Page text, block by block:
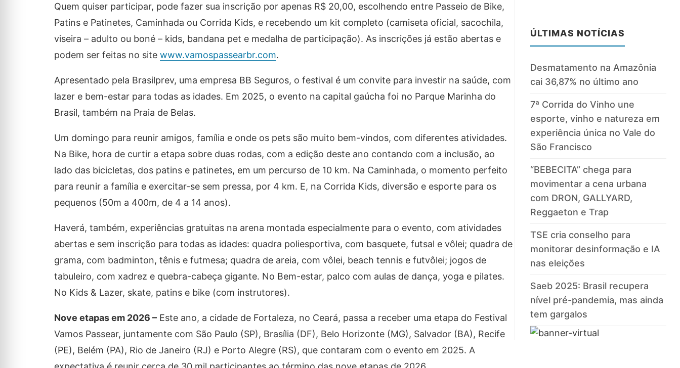
Quem quiser participar, pode fazer sua inscrição por apenas R$ 20,00, escolhendo entre Passeio de Bike,
Patins e Patinetes, Caminhada ou Corrida Kids, e recebendo um kit completo (camiseta oficial, sacochila,
viseira – adulto ou boné – kids, bandana pet e medalha de participação). As inscrições já estão abertas e
podem ser feitas no site www.vamospassearbr.com.
Apresentado pela Brasilprev, uma empresa BB Seguros, o festival é um convite para investir na saúde, com
lazer e bem-estar para todas as idades. Em 2025, o evento na capital gaúcha foi no Parque Marinha do
Brasil, também na Praia de Belas.
Um domingo para reunir amigos, família e onde os pets são muito bem-vindos, com diferentes atividades.
Na Bike, hora de curtir a etapa sobre duas rodas, com a edição deste ano contando com a inclusão, ao
lado das bicicletas, dos patins e patinetes, em um percurso de 10 km. Na Caminhada, o momento perfeito
para reunir a família e exercitar-se sem pressa, por 4 km. E, na Corrida Kids, diversão e esporte para os
pequenos (50m a 400m, de 4 a 14 anos).
Haverá, também, experiências gratuitas na arena montada especialmente para o evento, com atividades
abertas e sem inscrição para todas as idades: quadra poliesportiva, com basquete, futsal e vôlei; quadra de
grama, com badminton, tênis e futmesa; quadra de areia, com vôlei, beach tennis e futvôlei; jogos de
tabuleiro, com xadrez e quebra-cabeça gigante. No Bem-estar, palco com aulas de dança, yoga e pilates.
No Kids & Lazer, skate, patins e bike (com instrutores).
Nove etapas em 2026 –Este ano, a cidade de Fortaleza, no Ceará, passa a receber uma etapa do Festival
Vamos Passear, juntamente com São Paulo (SP), Brasília (DF), Belo Horizonte (MG), Salvador (BA), Recife
(PE), Belém (PA), Rio de Janeiro (RJ) e Porto Alegre (RS), que contaram com o evento em 2025. A
ÚLTIMAS NOTÍCIAS
Desmatamento na Amazônia
cai 36,87% no último ano
7ª Corrida do Vinho une
esporte, vinho e natureza em
experiência única no Vale do
São Francisco
“BEBECITA” chega para
movimentar a cena urbana
com DRON, GALLYARD,
Reggaeton e Trap
TSE cria conselho para
monitorar desinformação e IA
nas eleições
Saeb 2025: Brasil recupera
nível pré-pandemia, mas ainda
tem gargalos